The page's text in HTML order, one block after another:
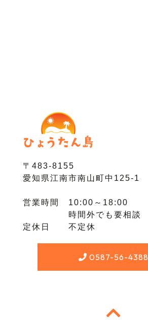
〒483-8155
愛知県江南市南山町中125-1
営業時間 10:00～18:00
時間外でも要相談
定休日 不定休
0587-56-4388